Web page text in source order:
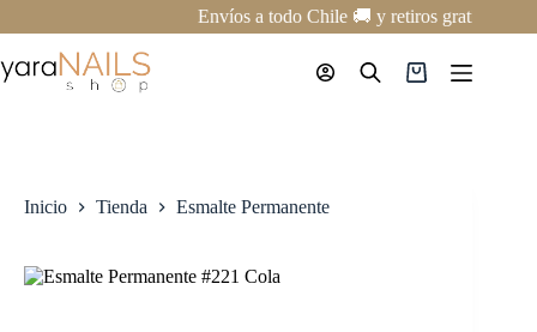
al
contenido
Envíos a todo Chile 🚚 y retiros gratis en
Carro
Inicio Tienda Esmalte Permanente